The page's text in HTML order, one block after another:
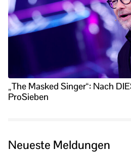
„The Masked Singer“: Nach
ProSieben
Neueste Meldungen